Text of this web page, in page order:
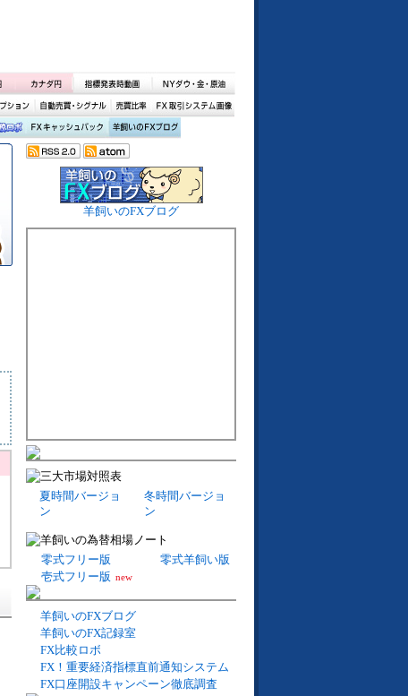
羊飼いのFXブログ
夏時間バージョ
ン
冬時間バージョ
ン
零式フリー版
零式羊飼い版
壱式フリー版 new
羊飼いのFXブログ
羊飼いのFX記録室
FX比較ロボ
FX！重要経済指標直前通知システム
FX口座開設キャンペーン徹底調査